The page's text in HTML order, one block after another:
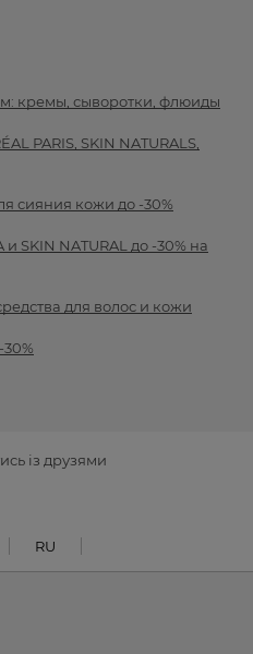
кремы, сыворотки, флюиды
PARIS, SKIN NATURALS,
сияния кожи до -30%
и SKIN NATURAL до -30% на
для волос и кожи
із друзями
RU